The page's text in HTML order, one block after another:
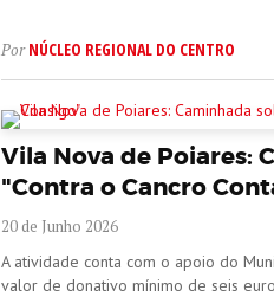
PorNÚCLEO REGIONAL DO CENTRO
Vila Nova de Poiares:
"Contra o Cancro
20 de Junho 2026
A atividade conta com o apoio do
valor de donativo mínimo de seis